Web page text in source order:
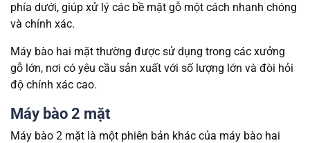
phía dưới, giúp xử lý các bề mặt gỗ một cách nhanh chóng
và chính xác.
Máy bào hai mặt thường được sử dụng trong các xưởng
gỗ lớn, nơi có yêu cầu sản xuất với số lượng lớn và đòi hỏi
độ chính xác cao.
Máy bào 2 mặt
Máy bào 2 mặt là một phiên bản khác của máy bào hai